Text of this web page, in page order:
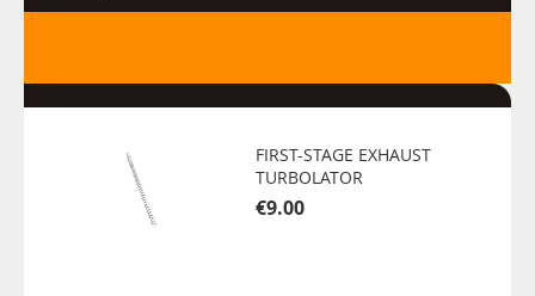
FIRST-STAGE EXHAUST
TURBOLATOR
€9.00